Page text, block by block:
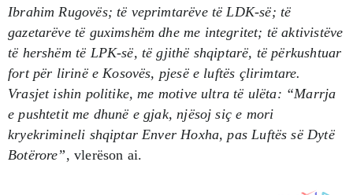
Ibrahim Rugovës; të veprimtarëve të LDK-së; të
gazetarëve të guximshëm dhe me integritet; të aktivistëve
të hershëm të LPK-së, të gjithë shqiptarë, të përkushtuar
fort për lirinë e Kosovës, pjesë e luftës çlirimtare.
Vrasjet ishin politike, me motive ultra të ulëta: “Marrja
e pushtetit me dhunë e gjak, njësoj siç e mori
kryekrimineli shqiptar Enver Hoxha, pas Luftës së Dytë
Botërore”, vlerëson ai.